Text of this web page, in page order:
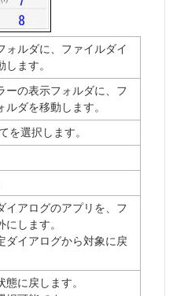
ォルダに、ファイルダイ
ます。
ーの表示フォルダに、フ
ダを移動します。
を選択します。
イアログのアプリを、フ
します。
ダイアログから対象に戻
に戻します。